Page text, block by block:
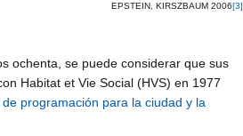
EPSTEIN, KIRSZBAUM 2006[3]
ochenta, se puede considerar que sus
Habitat et Vie Social (HVS) en 1977
de programación para la ciudad y la